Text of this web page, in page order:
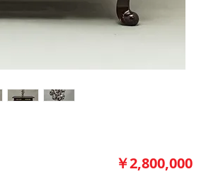
￥2,800,000価